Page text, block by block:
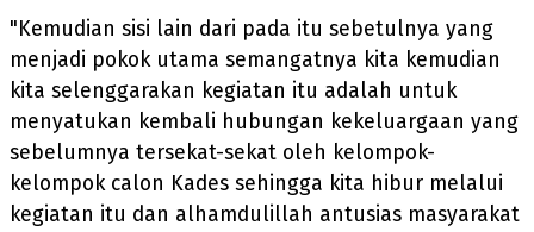
"Kemudian sisi lain dari pada itu sebetulnya yang
menjadi pokok utama semangatnya kita kemudian
kita selenggarakan kegiatan itu adalah untuk
menyatukan kembali hubungan kekeluargaan yang
sebelumnya tersekat-sekat oleh kelompok-
kelompok calon Kades sehingga kita hibur melalui
kegiatan itu dan alhamdulillah antusias masyarakat